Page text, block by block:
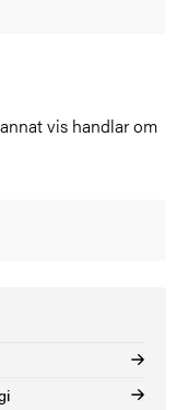
vis handlar om